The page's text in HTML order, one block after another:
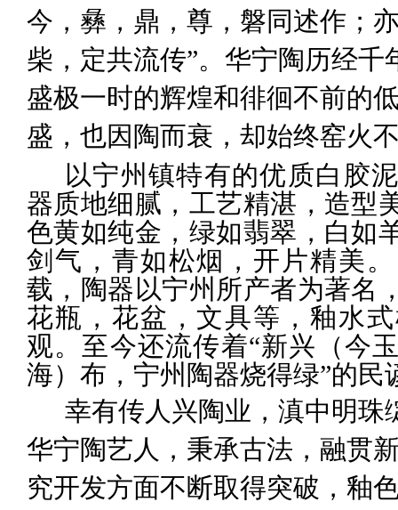
今，彝，鼎，尊，磐同述作；
柴，定共流传”。华宁陶历经千
盛极一时的辉煌和徘徊不前的
盛，也因陶而衰，却始终窑火
以宁州镇特有的优质白胶
器质地细腻， 工艺精湛， 造型
色黄如纯金，绿如翡翠，白如
剑气，青如松烟 ，开片精美
载，陶器以宁州所产者为著名
花瓶，花盆，文具等，釉水
观。至今还流传着“新兴（今
海）布，宁州陶器烧得绿”的民
幸有传人兴陶业，滇中明珠
华宁陶艺人，秉承古法，融贯
究开发方面不断取得突破， 釉